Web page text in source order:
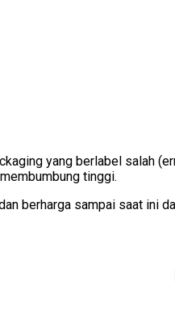
yang berlabel salah
tinggi.
berharga sampai saat ini